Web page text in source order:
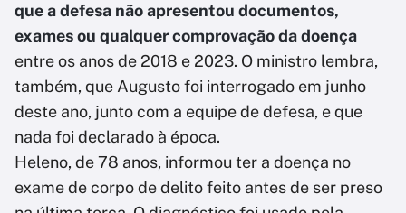
que a defesa não apresentou documentos,
exames ou qualquer comprovação da doença
entre os anos de 2018 e 2023. O ministro lembra,
também, que Augusto foi interrogado em junho
deste ano, junto com a equipe de defesa, e que
nada foi declarado à época.
Heleno, de 78 anos, informou ter a doença no
exame de corpo de delito feito antes de ser preso